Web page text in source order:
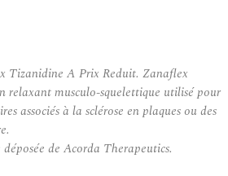
Tizanidine A Prix Reduit. Zanaflex
relaxant musculo-squelettique utilisé pour
associés à la sclérose en plaques ou des
de Acorda Therapeutics.